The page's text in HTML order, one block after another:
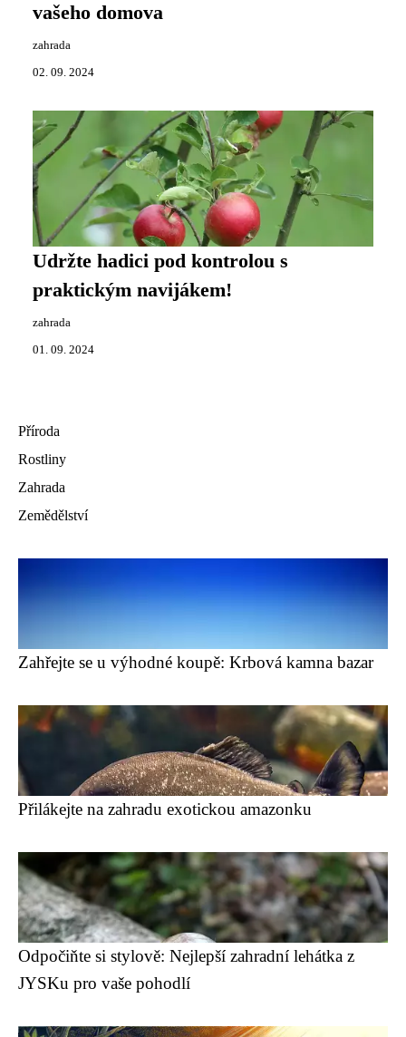
vašeho domova
zahrada
02. 09. 2024
Udržte hadici pod kontrolou s
praktickým navijákem!
zahrada
01. 09. 2024
Příroda
Rostliny
Zahrada
Zemědělství
Zahřejte se u výhodné koupě: Krbová kamna bazar
Přilákejte na zahradu exotickou amazonku
Odpočiňte si stylově: Nejlepší zahradní lehátka z
JYSKu pro vaše pohodlí